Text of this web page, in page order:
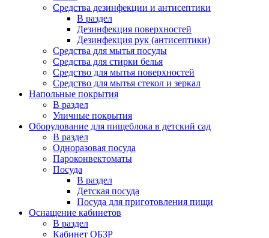
Средства дезинфекции и антисептики
В раздел
Дезинфекция поверхностей
Дезинфекция рук (антисептики)
Средства для мытья посуды
Средства для стирки белья
Средство для мытья поверхностей
Средство для мытья стекол и зеркал
Напольные покрытия
В раздел
Уличные покрытия
Оборудование для пищеблока в детский сад
В раздел
Одноразовая посуда
Пароконвектоматы
Посуда
В раздел
Детская посуда
Посуда для приготовления пищи
Оснащение кабинетов
В раздел
Кабинет ОБЗР